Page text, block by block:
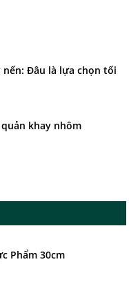
nến: Đâu là lựa chọn tối
khay nhôm
Phẩm 30cm